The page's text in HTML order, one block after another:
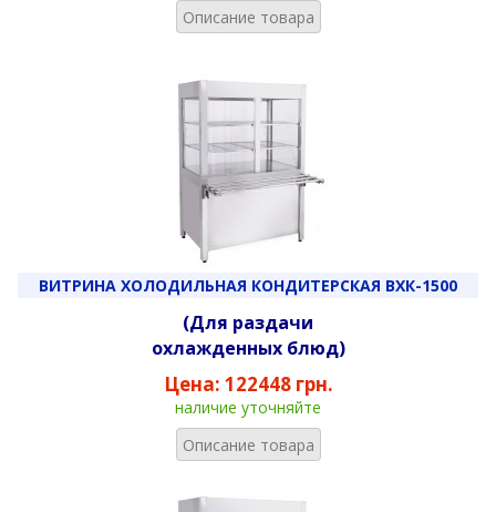
Описание товара
ВИТРИНА ХОЛОДИЛЬНАЯ КОНДИТЕРСКАЯ ВХК-1500
(Для раздачи
охлажденных блюд)
Цена: 122448 грн.
наличие уточняйте
Описание товара